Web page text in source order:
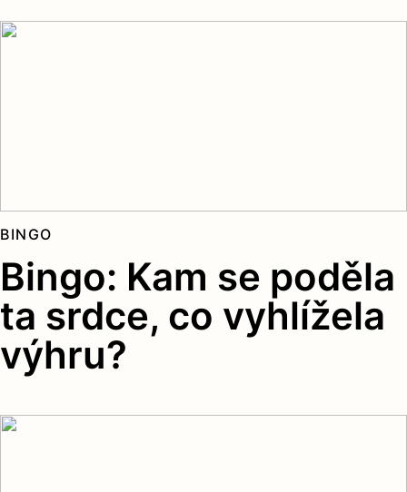
Bingo: Kam se poděla
ta srdce, co vyhlížela
výhru?
BINGO